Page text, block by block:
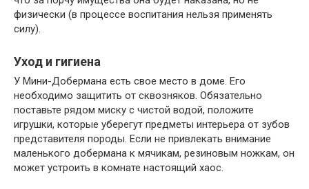
физически (в процессе воспитания нельзя применять
силу).
Уход и гигиена
У Мини-Добермана есть свое место в доме. Его
необходимо защитить от сквозняков. Обязательно
поставьте рядом миску с чистой водой, положите
игрушки, которые уберегут предметы интерьера от зубов
представителя породы. Если не привлекать внимание
маленького добермана к мячикам, резиновым ножкам, он
может устроить в комнате настоящий хаос.